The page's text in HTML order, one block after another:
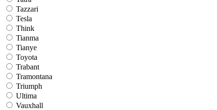
Tazzari
Tesla
Think
Tianma
Tianye
Toyota
Trabant
Tramontana
Triumph
Ultima
Vauxhall